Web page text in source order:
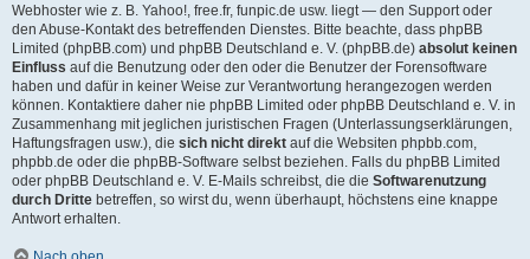
Webhoster wie z. B. Yahoo!, free.fr, funpic.de usw. liegt — den Support oder
den Abuse-Kontakt des betreffenden Dienstes. Bitte beachte, dass phpBB
Limited (phpBB.com) und phpBB Deutschland e. V. (phpBB.de) absolut keinen
Einfluss auf die Benutzung oder den oder die Benutzer der Forensoftware
haben und dafür in keiner Weise zur Verantwortung herangezogen werden
können. Kontaktiere daher nie phpBB Limited oder phpBB Deutschland e. V. in
Zusammenhang mit jeglichen juristischen Fragen (Unterlassungserklärungen,
Haftungsfragen usw.), die sich nicht direkt auf die Websiten phpbb.com,
phpbb.de oder die phpBB-Software selbst beziehen. Falls du phpBB Limited
oder phpBB Deutschland e. V. E-Mails schreibst, die die Softwarenutzung
durch Dritte betreffen, so wirst du, wenn überhaupt, höchstens eine knappe
Antwort erhalten.